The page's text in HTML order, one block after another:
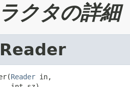
クタの詳細
Reader in,